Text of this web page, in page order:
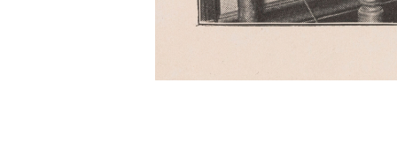
Fig. 54. Photograph of Dr.
Copyright: © Wellcome